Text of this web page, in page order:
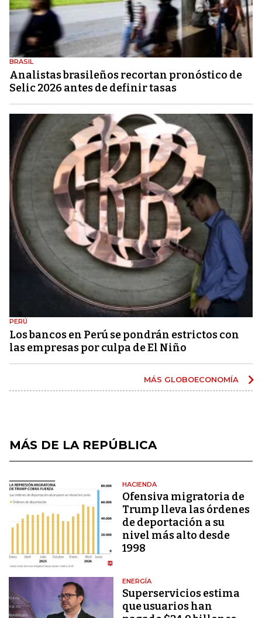
BRASIL
Analistas brasileños recortan pronóstico de
Selic 2026 antes de definir tasas
PERÚ
Los bancos en Perú se pondrán estrictos con
las empresas por culpa de El Niño
MÁS GLOBOECONOMÍA
MÁS DE LA REPÚBLICA
HACIENDA
Ofensiva migratoria de
Trump lleva las órdenes
de deportación a su
nivel más alto desde
1998
ENERGÍA
Superservicios estima
que usuarios han